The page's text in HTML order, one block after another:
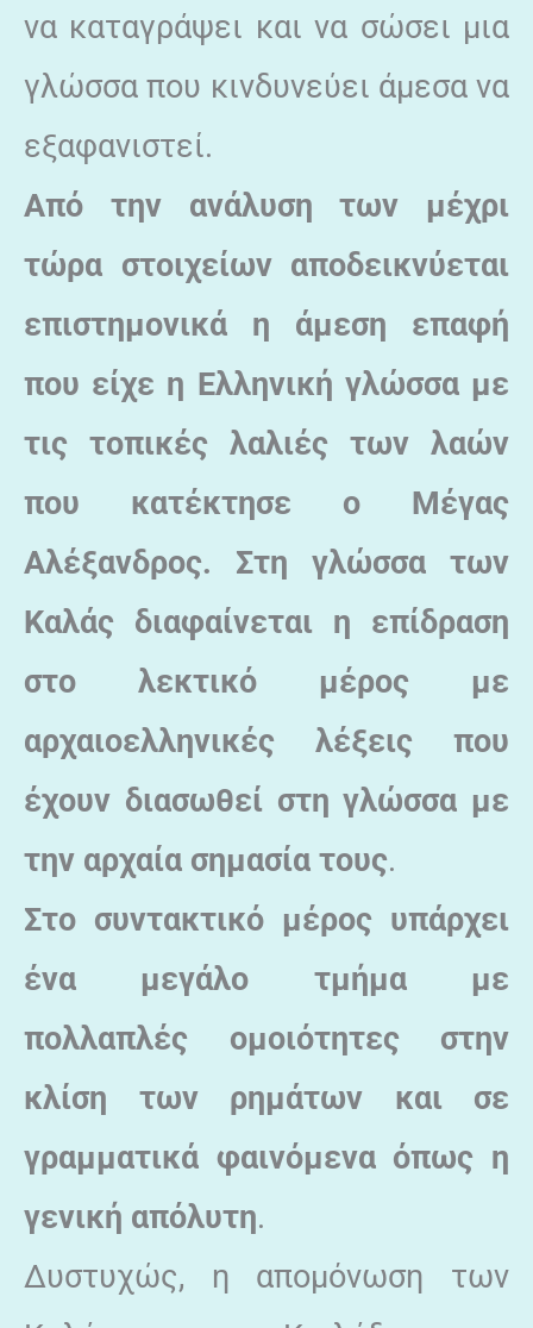
να καταγράψει και να σώσει μια
γλώσσα που κινδυνεύει άμεσα να
εξαφανιστεί.
Από την ανάλυση των μέχρι
τώρα στοιχείων αποδεικνύεται
επιστημονικά η άμεση επαφή
που είχε η Ελληνική γλώσσα με
τις τοπικές λαλιές των λαών
που κατέκτησε ο Μέγας
Αλέξανδρος. Στη γλώσσα των
Καλάς διαφαίνεται η επίδραση
στο λεκτικό μέρος με
αρχαιοελληνικές λέξεις που
έχουν διασωθεί στη γλώσσα με
την αρχαία σημασία τους.
Στο συντακτικό μέρος υπάρχει
ένα μεγάλο τμήμα με
πολλαπλές ομοιότητες στην
κλίση των ρημάτων και σε
γραμματικά φαινόμενα όπως η
γενική απόλυτη.
Δυστυχώς, η απομόνωση των